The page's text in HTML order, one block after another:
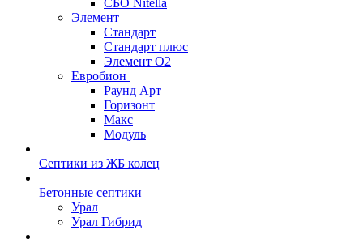
СБО Nitella
Элемент
Стандарт
Стандарт плюс
Элемент О2
Евробион
Раунд Арт
Горизонт
Макс
Модуль
Септики из ЖБ колец
Бетонные септики
Урал
Урал Гибрид